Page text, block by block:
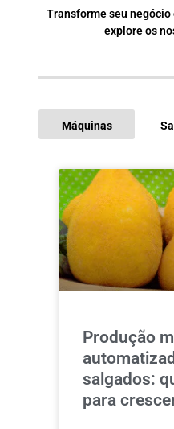
Transforme seu
explore os
Máquinas
Produção
salgados:
para